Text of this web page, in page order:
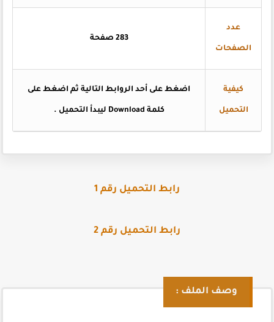
عدد
الصفحات
283 صفحة
كيفية
التحميل
اضغط على أحد الروابط التالية ثم اضغط على
كلمة Download ليبدأ التحميل .
رابط التحميل رقم 1
رابط التحميل رقم 2
وصف الملف :